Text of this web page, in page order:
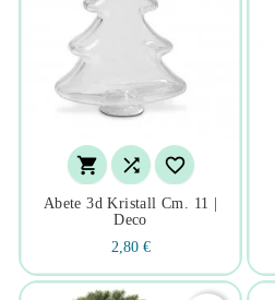
  
Abete 3d Kristall Cm. 11 |
Deco
2,80 €